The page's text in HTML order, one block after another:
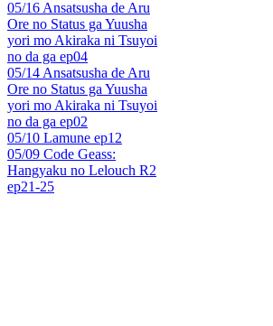
05/16 Ansatsusha de Aru
Ore no Status ga Yuusha
yori mo Akiraka ni Tsuyoi
no da ga ep04
05/14 Ansatsusha de Aru
Ore no Status ga Yuusha
yori mo Akiraka ni Tsuyoi
no da ga ep02
05/10 Lamune ep12
05/09 Code Geass:
Hangyaku no Lelouch R2
ep21-25